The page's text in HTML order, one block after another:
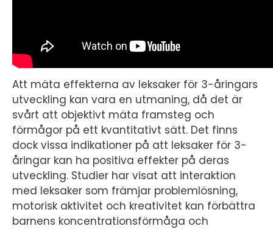
Att mäta effekterna av leksaker för 3-åringars
utveckling kan vara en utmaning, då det är
svårt att objektivt mäta framsteg och
förmågor på ett kvantitativt sätt. Det finns
dock vissa indikationer på att leksaker för 3-
åringar kan ha positiva effekter på deras
utveckling. Studier har visat att interaktion
med leksaker som främjar problemlösning,
motorisk aktivitet och kreativitet kan förbättra
barnens koncentrationsförmåga och